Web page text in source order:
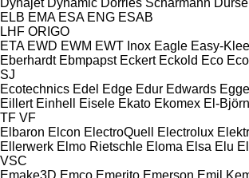
ELB EMA ESA ENG ESAB
LHF ORIGO
ETA EWD EWM EWT Inox Eagle Easy-
Eberhardt Ebmpapst Eckert Eckold Eco
SJ
Ecotechnics Edel Edge Edur Edwards
Eillert Einhell Eisele Ekato Ekomex El-Björn
TF VF
Elbaron Elcon ElectroQuell Electrolux
Ellerwerk Elmo Rietschle Eloma Elsa Elu
VSC
Emake3D Emco Emerito Emerson Emil